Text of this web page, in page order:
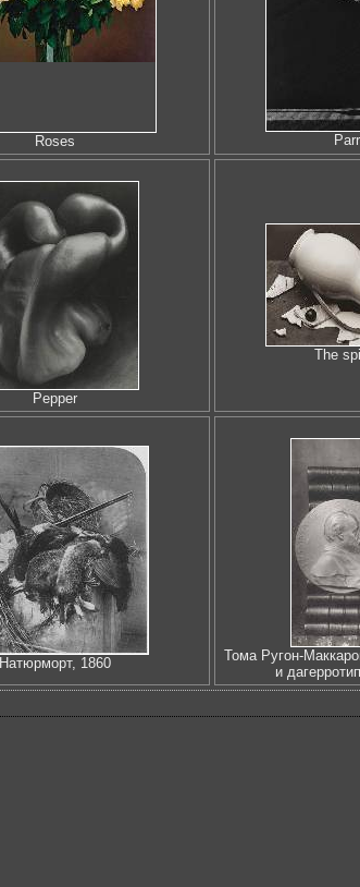
Roses
Pepper
The
Натюрморт, 1860
Тома Ругон-
и